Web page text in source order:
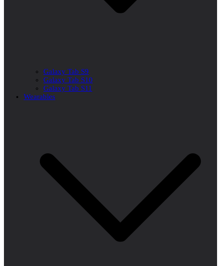
Galaxy Tab S9
Galaxy Tab S10
Galaxy Tab S11
Wearables